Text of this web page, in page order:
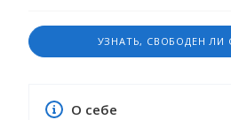
УЗНАТЬ, СВОБОДЕН ЛИ
О себе